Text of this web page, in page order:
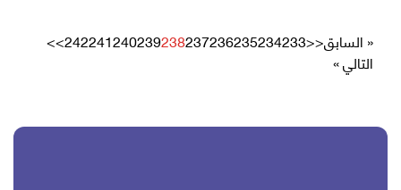
« السابق<<
233
234
235
236
237
238
239
240
241
242
>>
التالي »